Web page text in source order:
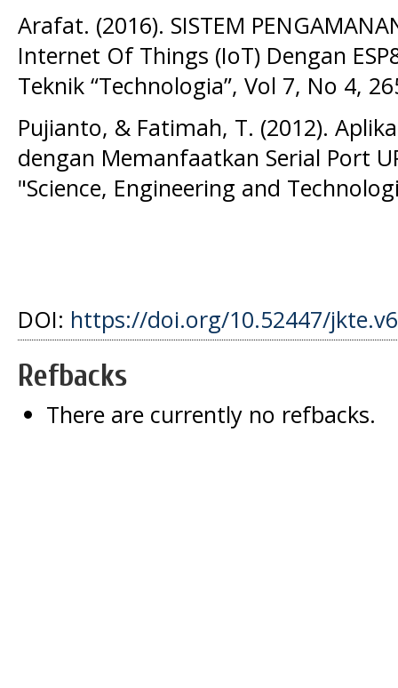
Arafat. (2016). SISTEM
Internet Of Things (IoT) Dengan
Teknik “Technologia”, Vol 7, No 4,
Pujianto, & Fatimah, T. (2012).
dengan Memanfaatkan Serial Port
"Science, Engineering and
DOI: https://doi.org/10.52447/
Refbacks
There are currently no refbacks.